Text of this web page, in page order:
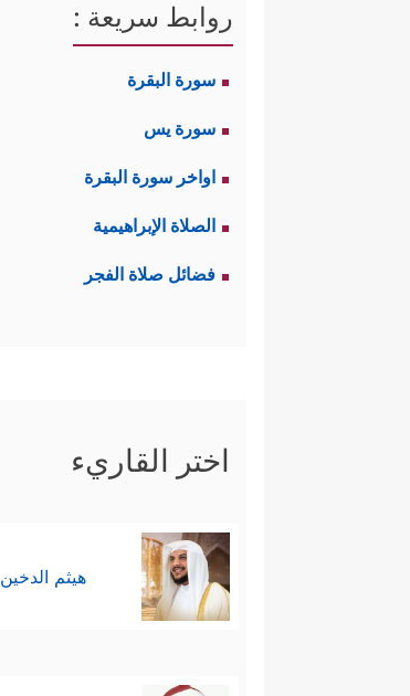
روابط سريعة :
سورة البقرة
سورة يس
اواخر سورة البقرة
الصلاة الإبراهيمية
فضائل صلاة الفجر
اختر القاريء
هيثم الدخين